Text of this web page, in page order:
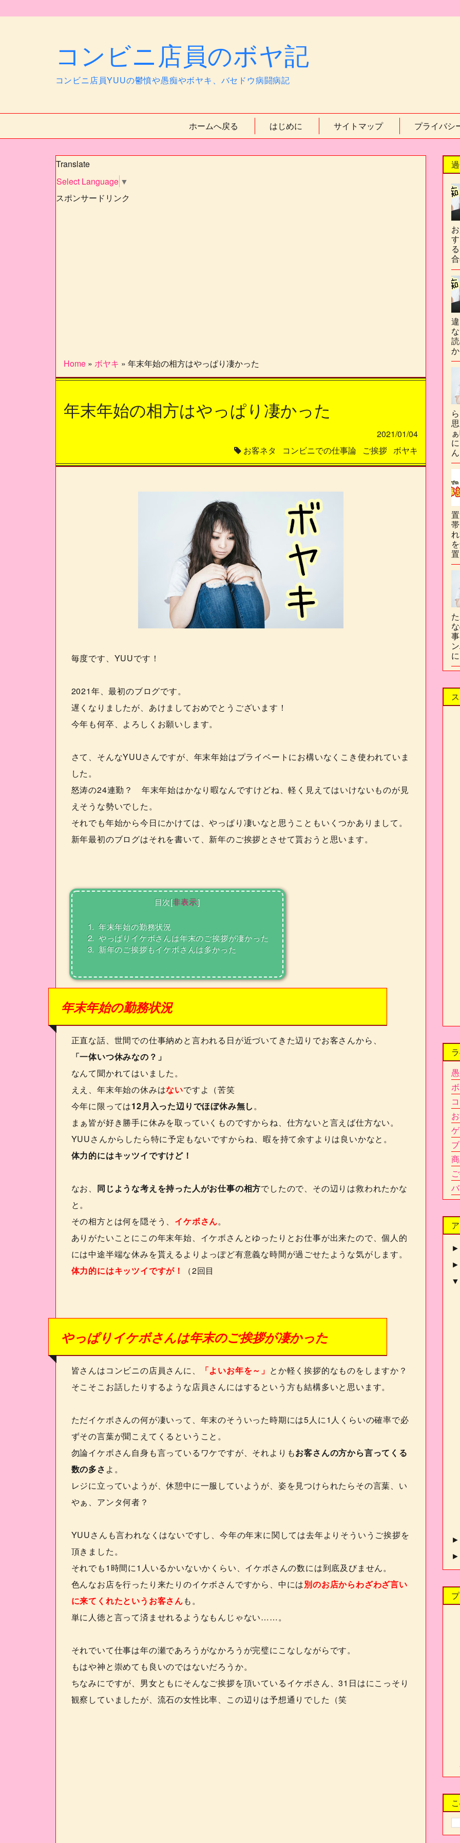
コンビニ店員のボヤ記
コンビニ店員YUUの鬱憤や愚痴やボヤキ、バセドウ病闘病記
ホームへ戻る はじめに サイトマップ プライバシ
Translate
Select Language ▼
スポンサードリンク
Home» ボヤキ » 年末年始の相方はやっぱり凄かった
年末年始の相方はやっぱり凄かった
2021/01/04
お客ネタ
コンビニでの仕事論 ご挨拶 ボヤキ
毎度です、 YUUです！
2021年、最初のブログです。
遅くなりましたが、あけましておめでとうございます！
今年も何卒、よろしくお願いします。
さて、そんなYUUさんですが、年末年始はプライベートにお構いなくこき使われていま
した。
怒涛の24連勤？ 年末年始はかなり暇なんですけどね、軽く見えてはいけないものが見
えそうな勢いでした。
それでも年始から今日にかけては、やっぱり凄いなと思うこともいくつかありまして。
新年最初のブログはそれを書いて、新年のご挨拶とさせて貰おうと思います。
目次[非表示]
1. 年末年始の勤務状況
2. やっぱりイケボさんは年末のご挨拶が凄かった
3. 新年のご挨拶もイケボさんは多かった
年末年始の勤務状況
正直な話、世間での仕事納めと言われる日が近づいてきた辺りでお客さんから、
「一体いつ休みなの？」
なんて聞かれてはいました。
ええ、年末年始の休みはないですよ（苦笑
今年に限っては12月入った辺りでほぼ休み無し。
まぁ皆が好き勝手に休みを取っていくものですからね、仕方ないと言えば仕方ない。
YUUさんからしたら特に予定もないですからね、暇を持て余すよりは良いかなと。
体力的にはキッツイですけど！
なお、 同じような考えを持った人がお仕事の相方でしたので、その辺りは救われたかな
と。
その相方とは何を隠そう、 イケボさん。
ありがたいことにこの年末年始、イケボさんとゆったりとお仕事が出来たので、個人的
には中途半端な休みを貰えるよりよっぽど有意義な時間が過ごせたような気がします。
体力的にはキッツイですが！
（2回目
やっぱりイケボさんは年末のご挨拶が凄かった
皆さんはコンビニの店員さんに、 「よいお年を～」 とか軽く挨拶的なものをしますか？
そこそこお話したりするような店員さんにはするという方も結構多いと思います。
ただイケボさんの何が凄いって、年末のそういった時期には5人に1 人くらいの確率で必
ずその言葉が聞こえてくるということ。
勿論イケボさん自身も言っているワケですが、それよりもお客さんの方から言ってくる
数の多さ よ。
レジに立っていようが、休憩中に一服していようが、姿を見つけられたらその言葉、い
やぁ、アンタ何者？
YUUさんも言われなくはないですし、今年の年末に関しては去年よりそういうご挨拶を
頂きました。
それでも1 時間に1 人いるかいないかくらい、イケボさんの数には到底及びません。
色んなお店を行ったり来たりのイケボさんですから、中には別のお店からわざわざ言い
に来てくれたというお客さんも。
単に人徳と言って済ませれるようなもんじゃない……。
それでいて仕事は年の瀬であろうがなかろうが完璧にこなしながらです。
もはや神と崇めても良いのではないだろうか。
ちなみにですが、男女ともにそんなご挨拶を頂いているイケボさん、31 日はにこっそり
観察していましたが、流石の女性比率、この辺りは予想通りでした（笑
►
►
▼
►
►